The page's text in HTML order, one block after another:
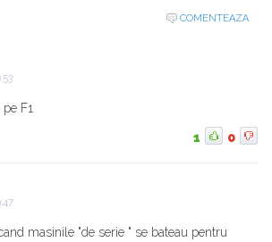
COMENTEAZA
F1
1 0
masinile "de serie " se bateau pentru